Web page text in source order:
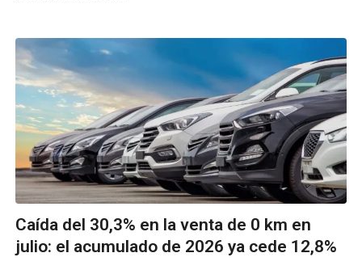
Caída del 30,3% en la venta de 0 km en
julio: el acumulado de 2026 ya cede 12,8%